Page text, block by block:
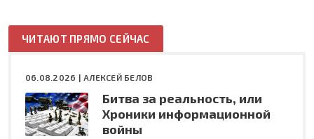
ЧИТАЮТ ПРЯМО СЕЙЧАС
06.08.2026 |АЛЕКСЕЙ БЕЛОВ
Битва за реальность, или
Хроники информационной
войны